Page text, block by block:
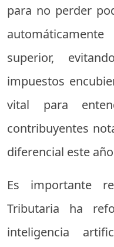
para no perder
superior,
impuestos
vital para
contribuyentes
diferencial este
Es importante
Tributaria ha
inteligencia